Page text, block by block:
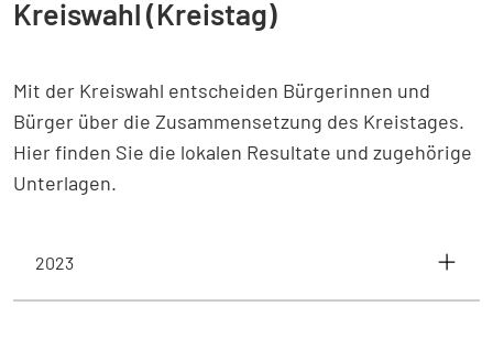
Kreiswahl (Kreistag)
Mit der Kreiswahl entscheiden Bürgerinnen und
Bürger über die Zusammensetzung des Kreistages.
Hier finden Sie die lokalen Resultate und zugehörige
Unterlagen.
2023